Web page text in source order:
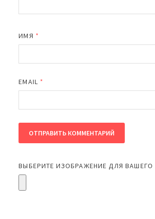
ИМЯ *
EMAIL *
ВЫБЕРИТЕ ИЗОБРАЖЕНИЕ ДЛЯ ВАШЕГО